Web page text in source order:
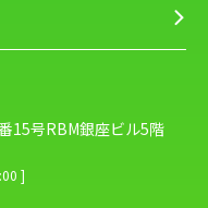
15号RBM銀座ビル5階
]